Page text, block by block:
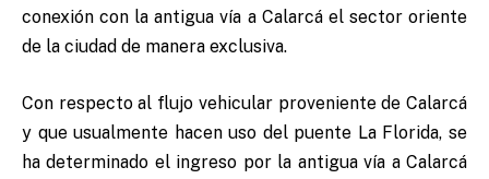
conexión con la antigua vía a Calarcá el sector oriente
de la ciudad de manera exclusiva.
Con respecto al flujo vehicular proveniente de Calarcá
y que usualmente hacen uso del puente La Florida, se
ha determinado el ingreso por la antigua vía a Calarcá